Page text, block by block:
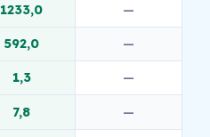
1233,0 —
592,0 —
1,3 —
7,8 —